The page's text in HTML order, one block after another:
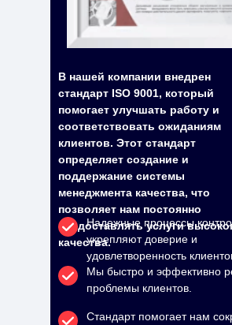
В нашей компании внедрен
стандарт ISO 9001, который
помогает улучшать работу и
соответствовать ожиданиям
клиентов. Этот стандарт
определяет создание и
поддержание системы
менеджмента качества, что
позволяет нам постоянно
предоставлять услуги
качества.
Надежные процессы
укрепляют доверие и
удовлетворенность
Мы быстро и эффективно
проблемы клиентов.
Стандарт помогает нам